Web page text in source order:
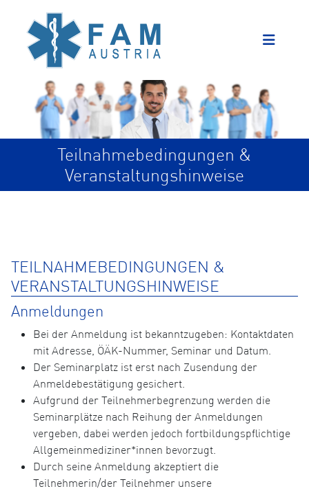
Teilnahmebedingungen &
Veranstaltungshinweise
TEILNAHMEBEDINGUNGEN &
VERANSTALTUNGSHINWEISE
Anmeldungen
Bei der Anmeldung ist bekanntzugeben: Kontaktdaten
mit Adresse, ÖÄK-Nummer, Seminar und Datum.
Der Seminarplatz ist erst nach Zusendung der
Anmeldebestätigung gesichert.
Aufgrund der Teilnehmerbegrenzung werden die
Seminarplätze nach Reihung der Anmeldungen
vergeben, dabei werden jedoch fortbildungspflichtige
Allgemeinmediziner*innen bevorzugt.
Durch seine Anmeldung akzeptiert die
Teilnehmerin/der Teilnehmer unsere